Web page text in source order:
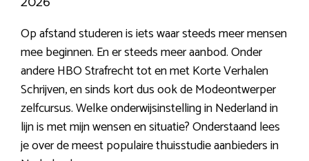
Op afstand studeren is iets waar steeds meer mensen
mee beginnen. En er steeds meer aanbod. Onder
andere HBO Strafrecht tot en met Korte Verhalen
Schrijven, en sinds kort dus ook de Modeontwerper
zelfcursus. Welke onderwijsinstelling in Nederland in
lijn is met mijn wensen en situatie? Onderstaand lees
je over de meest populaire thuisstudie aanbieders in